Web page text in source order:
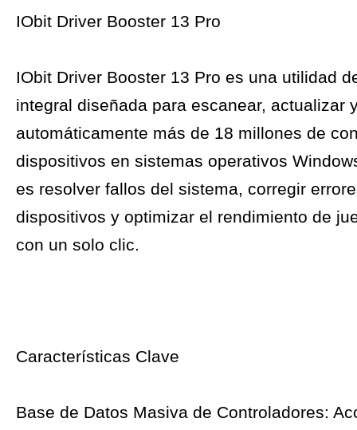
IObit Driver Booster 13 Pro
IObit Driver Booster 13 Pro es una utilidad
integral diseñada para escanear, actualizar
automáticamente más de 18 millones de
dispositivos en sistemas operativos
es resolver fallos del sistema, corregir
dispositivos y optimizar el rendimiento de
con un solo clic.
Características Clave
Base de Datos Masiva de Controladores: